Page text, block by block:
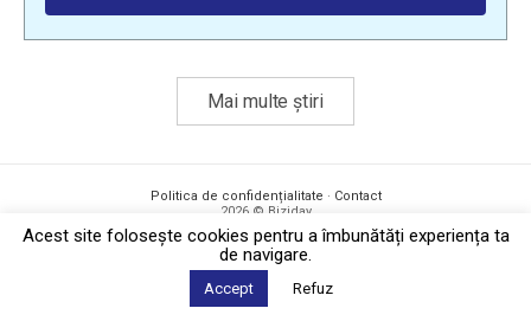
Mai multe știri
Politica de confidențialitate · Contact
2026 © Biziday
Acest site foloseşte cookies pentru a îmbunătăți experiența ta
de navigare.
Accept Refuz